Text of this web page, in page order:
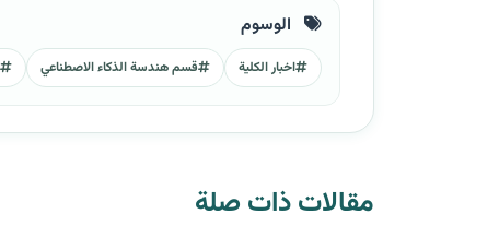
الوسوم
اخبار الكلية قسم هندسة الذكاء الاصطناعي
مقالات ذات صلة